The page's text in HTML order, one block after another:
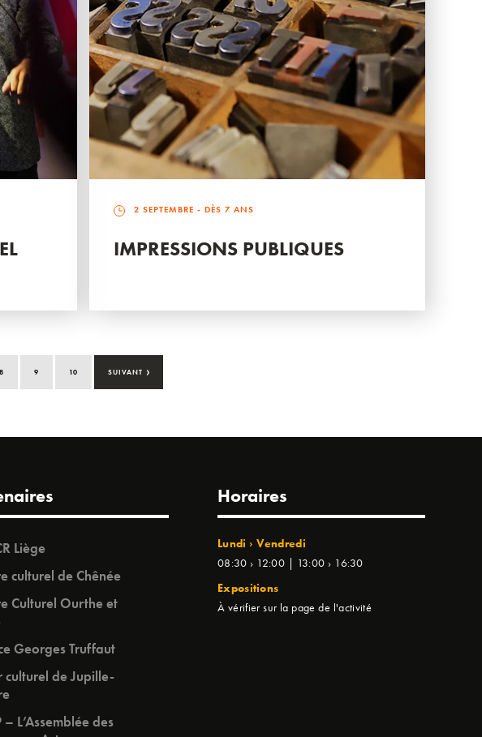
2 SEPTEMBRE - DÈS 7 ANS
IMPRESSIONS PUBLIQUES
8 9 10 SUIVANT ›
Liège
culturel de Chênée
Culturel Ourthe et
Georges Truffaut
culturel de Jupille-
– L’Assemblée des
Horaires
Lundi › Vendredi
08:30 › 12:00 | 13:00 › 16:30
Expositions
À vérifier sur la page de l'activité